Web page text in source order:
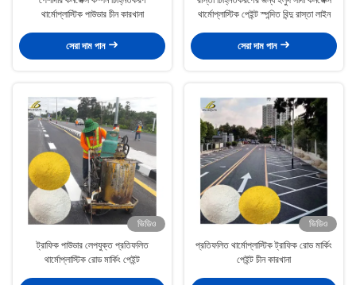
থার্মোপ্লাস্টিক পাউডার চীন কারখানা
সেরা দাম পান
থার্মোপ্লাস্টিক পেইন্ট স্পন্দিত বিন্দু রাস্তা লাইন
সেরা দাম পান
ভিডিও
ট্রাফিক পাউডার লেপযুক্ত প্রতিফলিত
থার্মোপ্লাস্টিক রোড মার্কিং পেইন্ট
ভিডিও
প্রতিফলিত থার্মোপ্লাস্টিক ট্রাফিক রোড মার্কিং
পেইন্ট চীন কারখানা